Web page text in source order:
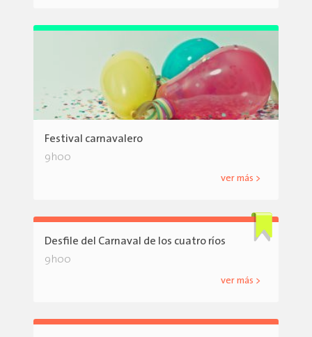
Festival carnavalero
9h00
ver más >
Desfile del Carnaval de los cuatro ríos
9h00
ver más >